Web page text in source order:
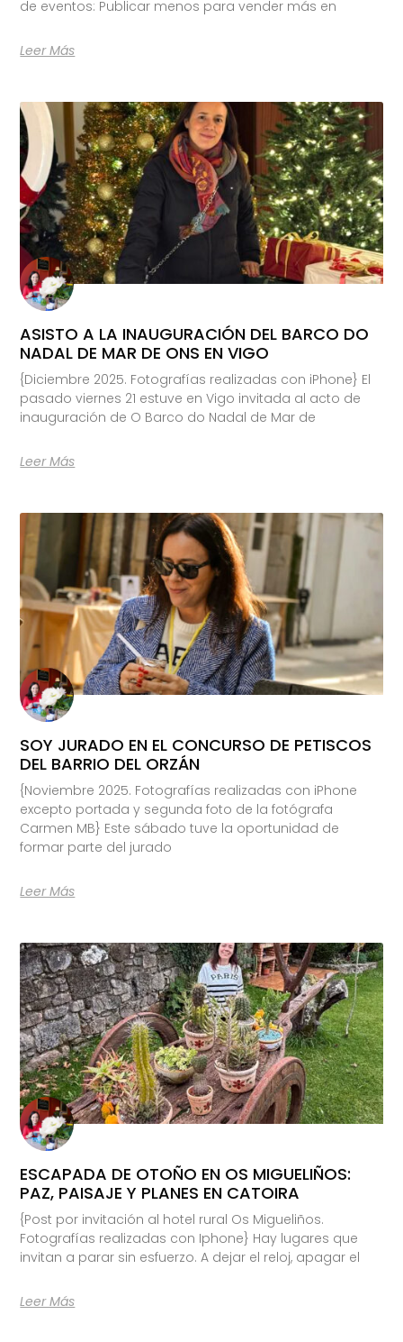
de eventos: Publicar menos para vender más en
Leer Más
ASISTO A LA INAUGURACIÓN DEL BARCO DO
NADAL DE MAR DE ONS EN VIGO
{Diciembre 2025. Fotografías realizadas con iPhone} El
pasado viernes 21 estuve en Vigo invitada al acto de
inauguración de O Barco do Nadal de Mar de
Leer Más
SOY JURADO EN EL CONCURSO DE PETISCOS
DEL BARRIO DEL ORZÁN
{Noviembre 2025. Fotografías realizadas con iPhone
excepto portada y segunda foto de la fotógrafa
Carmen MB} Este sábado tuve la oportunidad de
formar parte del jurado
Leer Más
ESCAPADA DE OTOÑO EN OS MIGUELIÑOS:
PAZ, PAISAJE Y PLANES EN CATOIRA
{Post por invitación al hotel rural Os Migueliños.
Fotografías realizadas con Iphone} Hay lugares que
invitan a parar sin esfuerzo. A dejar el reloj, apagar el
Leer Más